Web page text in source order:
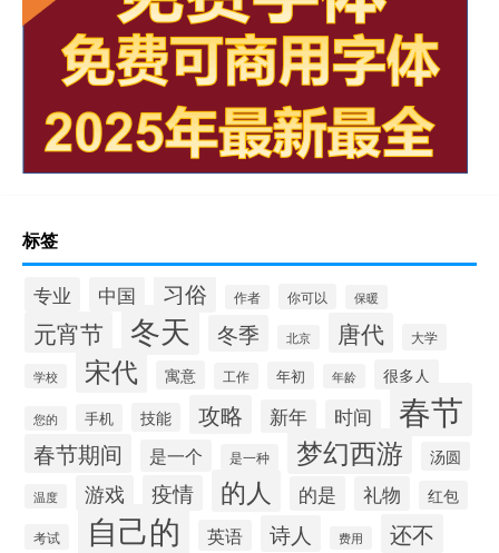
标签
专业 中国 习俗 作者 你可以 保暖
元宵节 冬天 冬季 北京 唐代 大学
学校 宋代 寓意 工作 年初 年龄 很多人
您的 手机 技能 攻略 新年 时间 春节
春节期间 是一个 是一种 梦幻西游 汤圆
温度 游戏 疫情 的人 的是 礼物 红包
考试 自己的 英语 诗人 费用 还不